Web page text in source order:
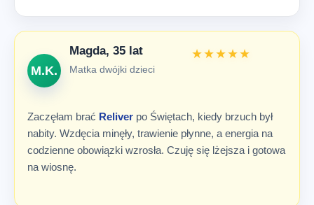
M.K.
Magda, 35 lat
Matka dwójki dzieci
★★★★★
Zaczęłam brać Reliver po Świętach, kiedy brzuch był
nabity. Wzdęcia minęły, trawienie płynne, a energia na
codzienne obowiązki wzrosła. Czuję się lżejsza i gotowa
na wiosnę.